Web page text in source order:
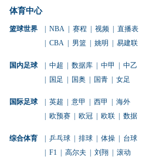
体育中心
篮球世界 NBA 赛程 视频
直播表
CBA 男篮 姚明 易建联
国内足球 中超 数据库 中甲
中乙
国足 国奥 国青 女足
国际足球 英超 意甲 西甲
海外
欧预赛 欧冠 欧联 数据
综合体育 乒乓球 排球 体操
台球
F1 高尔夫 刘翔 滚动